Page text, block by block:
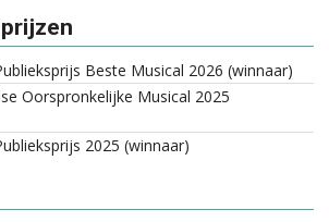
Beste Musical 2026 (winnaar)
Oorspronkelijke Musical 2025
2025 (winnaar)